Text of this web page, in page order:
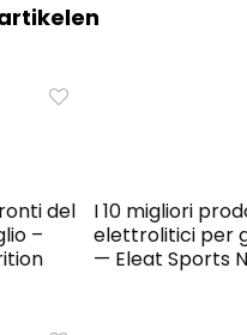
del
–
I 10 migliori
elettrolitici per
— Eleat Sports